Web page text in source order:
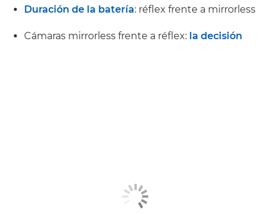
Duración de la batería: réflex frente a mirrorless
Cámaras mirrorless frente a réflex: la decisión